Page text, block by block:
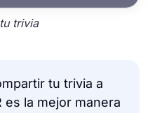
trivia
tu trivia a
la mejor manera